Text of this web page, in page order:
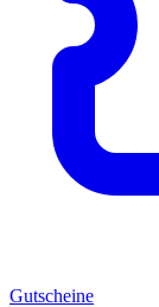
Gutscheine